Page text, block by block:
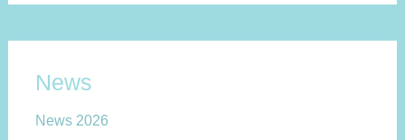
News
News 2026